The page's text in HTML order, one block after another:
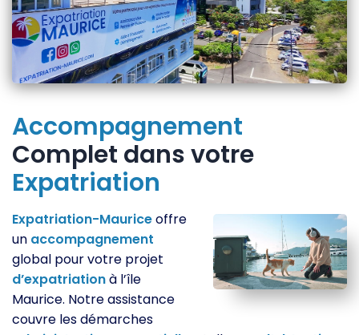
Accompagnement
Complet dans votre
Expatriation
Expatriation-Mauriceoffre
un accompagnement
global pour votre projet
d’expatriationà l’île
Maurice. Notre assistance
couvre les démarches